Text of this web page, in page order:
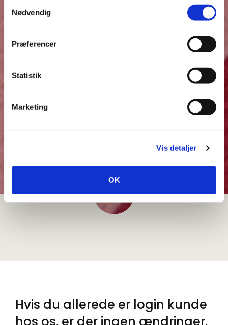
Nødvendig
Præferencer
Statistik
Marketing
Vis detaljer
OK
Hvis du allerede er login kunde
hos os, er der ingen ændringer,